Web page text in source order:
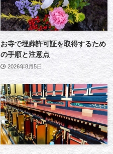
お寺で埋葬許可証を取得するため
の手順と注意点
2026年8月5日